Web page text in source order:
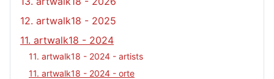
12. artwalk18 - 2025
11. artwalk18 - 2024
11. artwalk18 - 2024 - artists
11. artwalk18 - 2024 - orte